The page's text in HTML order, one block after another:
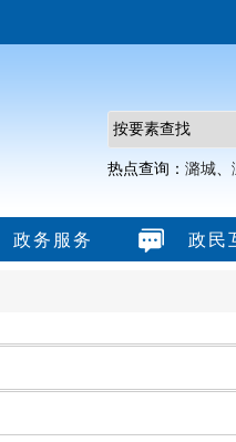
热点查询： 潞城
政务服务 政民